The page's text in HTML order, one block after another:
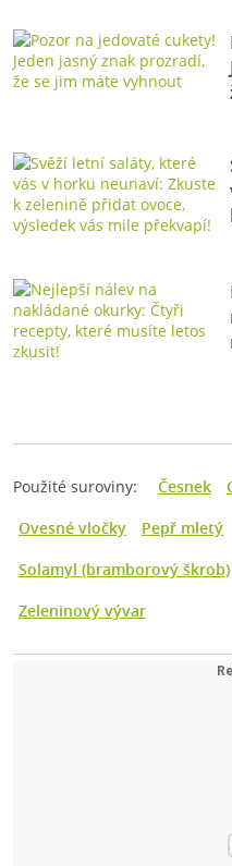
Použité suroviny: Česnek
Ovesné vločky
Pepř mletý
Solamyl (bramborový škrob)
Zeleninový vývar